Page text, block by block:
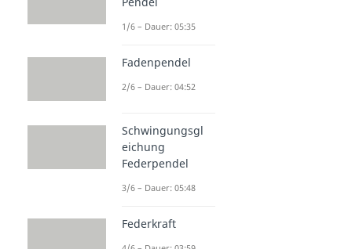
1/6 – Dauer: 05:35
Fadenpendel
2/6 – Dauer: 04:52
Schwingungsgl
eichung
Federpendel
3/6 – Dauer: 05:48
Federkraft